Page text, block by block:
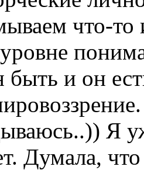
что-то
быть и он
Я
Думала,